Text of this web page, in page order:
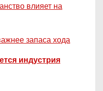
влияет на
запаса хода
индустрия